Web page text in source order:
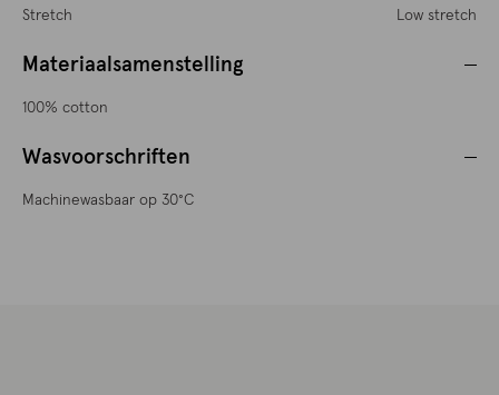
Stretch
Low stretch
Materiaalsamenstelling
100% cotton
Wasvoorschriften
Machinewasbaar op 30°C